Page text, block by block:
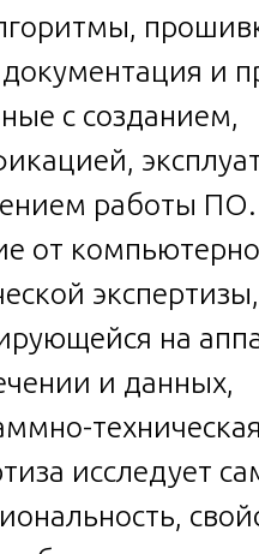
и
с созданием,
работы
от
экспертизы,
на
и данных,
техническая
исследует